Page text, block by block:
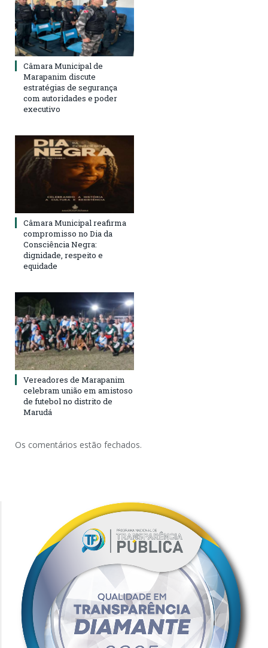
Câmara Municipal de
Marapanim discute
estratégias de segurança
com autoridades e poder
executivo
Câmara Municipal reafirma
compromisso no Dia da
Consciência Negra:
dignidade, respeito e
equidade
Vereadores de Marapanim
celebram união em amistoso
de futebol no distrito de
Marudá
Os comentários estão fechados.